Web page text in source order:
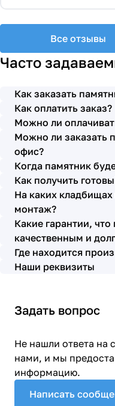
все этапы которого
без нареканий с
просьбы учтены. В
бригада Головачёва
раз я поросила, если
бригаду. Мне пошли
работают спокойно,
всю технологию,
качественно. Я
ребят это нисколько
Елена Николаевна,
которые возникли в
Выражаю
семьи за выполнение
качественно. К
возможности
Все отзывы
Часто
Как заказать
Как оплатить заказ?
Можно ли
Можно ли заказать
офис?
Когда памятник
Как получить
На каких
монтаж?
Какие гарантии,
качественным и
Где находится
Наши реквизиты
Задать вопрос
Не нашли ответа на
нами, и мы
информацию.
Написать